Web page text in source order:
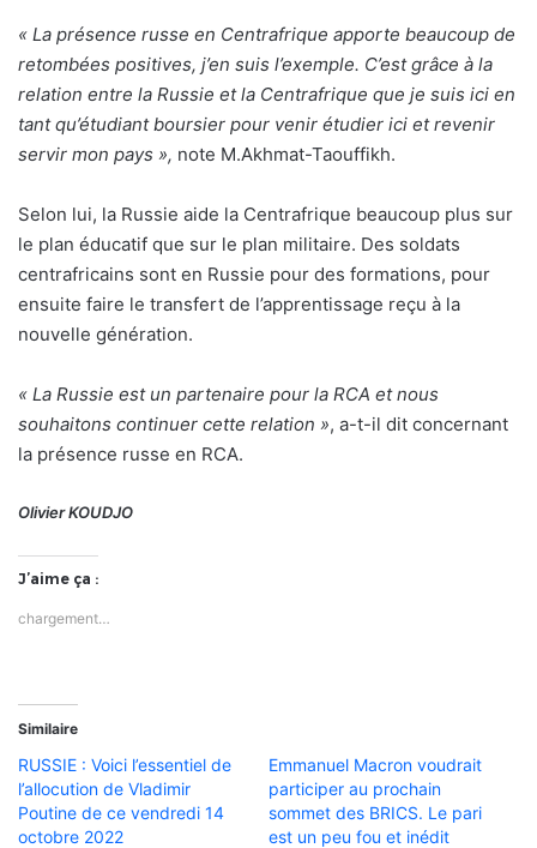
« La présence russe en Centrafrique apporte beaucoup de
retombées positives, j’en suis l’exemple. C’est grâce à la
relation entre la Russie et la Centrafrique que je suis ici en
tant qu’étudiant boursier pour venir étudier ici et revenir
servir mon pays », note M.Akhmat-Taouffikh.
Selon lui, la Russie aide la Centrafrique beaucoup plus sur
le plan éducatif que sur le plan militaire. Des soldats
centrafricains sont en Russie pour des formations, pour
ensuite faire le transfert de l’apprentissage reçu à la
nouvelle génération.
« La Russie est un partenaire pour la RCA et nous
souhaitons continuer cette relation », a-t-il dit concernant
la présence russe en RCA.
Olivier KOUDJO
J’aime ça :
chargement…
Similaire
RUSSIE : Voici l’essentiel de
l’allocution de Vladimir
Poutine de ce vendredi 14
octobre 2022
Emmanuel Macron voudrait
participer au prochain
sommet des BRICS. Le pari
est un peu fou et inédit